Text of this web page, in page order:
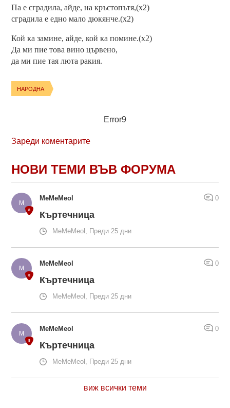
Па е сградила, айде, на кръстопътя,(x2)
сградила е едно мало дюкянче.(x2)
Кой ка замине, айде, кой ка помине.(x2)
Да ми пие това вино цървено,
да ми пие тая люта ракия.
НАРОДНА
Error9
Зареди коментарите
НОВИ ТЕМИ ВЪВ ФОРУМА
MeMeMeol 0
Къртечница
MeMeMeol, Преди 25 дни
MeMeMeol 0
Къртечница
MeMeMeol, Преди 25 дни
MeMeMeol 0
Къртечница
MeMeMeol, Преди 25 дни
виж всички теми